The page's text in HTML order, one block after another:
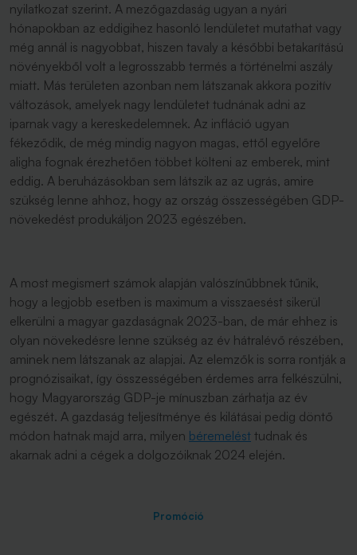
nyilatkozat szerint. A mezőgazdaság ugyan a nyári
hónapokban az eddigihez hasonló lendületet mutathat vagy
még annál is nagyobbat, hiszen tavaly a későbbi betakarítású
növényekből volt a legrosszabb termés a történelmi aszály
miatt. Más területen azonban nem látszanak akkora pozitív
változások, amelyek nagy lendületet tudnának adni az
iparnak vagy a kereskedelemnek. Az infláció ugyan
fékeződik, de még mindig nagyon magas, ettől egyelőre
aligha fognak érezhetően többet költeni az emberek, mint
eddig. A beruházásokban sem látszik az az ugrás, amire
szükség lenne ahhoz, hogy az ország összességében GDP-
növekedést produkáljon 2023 egészében.
A most megismert számok alapján valószínűbbnek tűnik,
hogy a legjobb esetben is maximum a visszaesést sikerül
elkerülni a magyar gazdaságnak 2023-ban, de már ehhez is
olyan növekedésre lenne szükség az év hátralévő részében,
aminek nem látszanak az alapjai. Az elemzők is sorra rontják a
prognózisaikat, így összességében érdemes arra felkészülni,
hogy Magyarország GDP-je mínuszban zárhatja az év
egészét. A gazdaság teljesítménye és kilátásai pedig döntő
módon hatnak majd arra, milyen béremelést tudnak és
akarnak adni a cégek a dolgozóiknak 2024 elején.
Promóció